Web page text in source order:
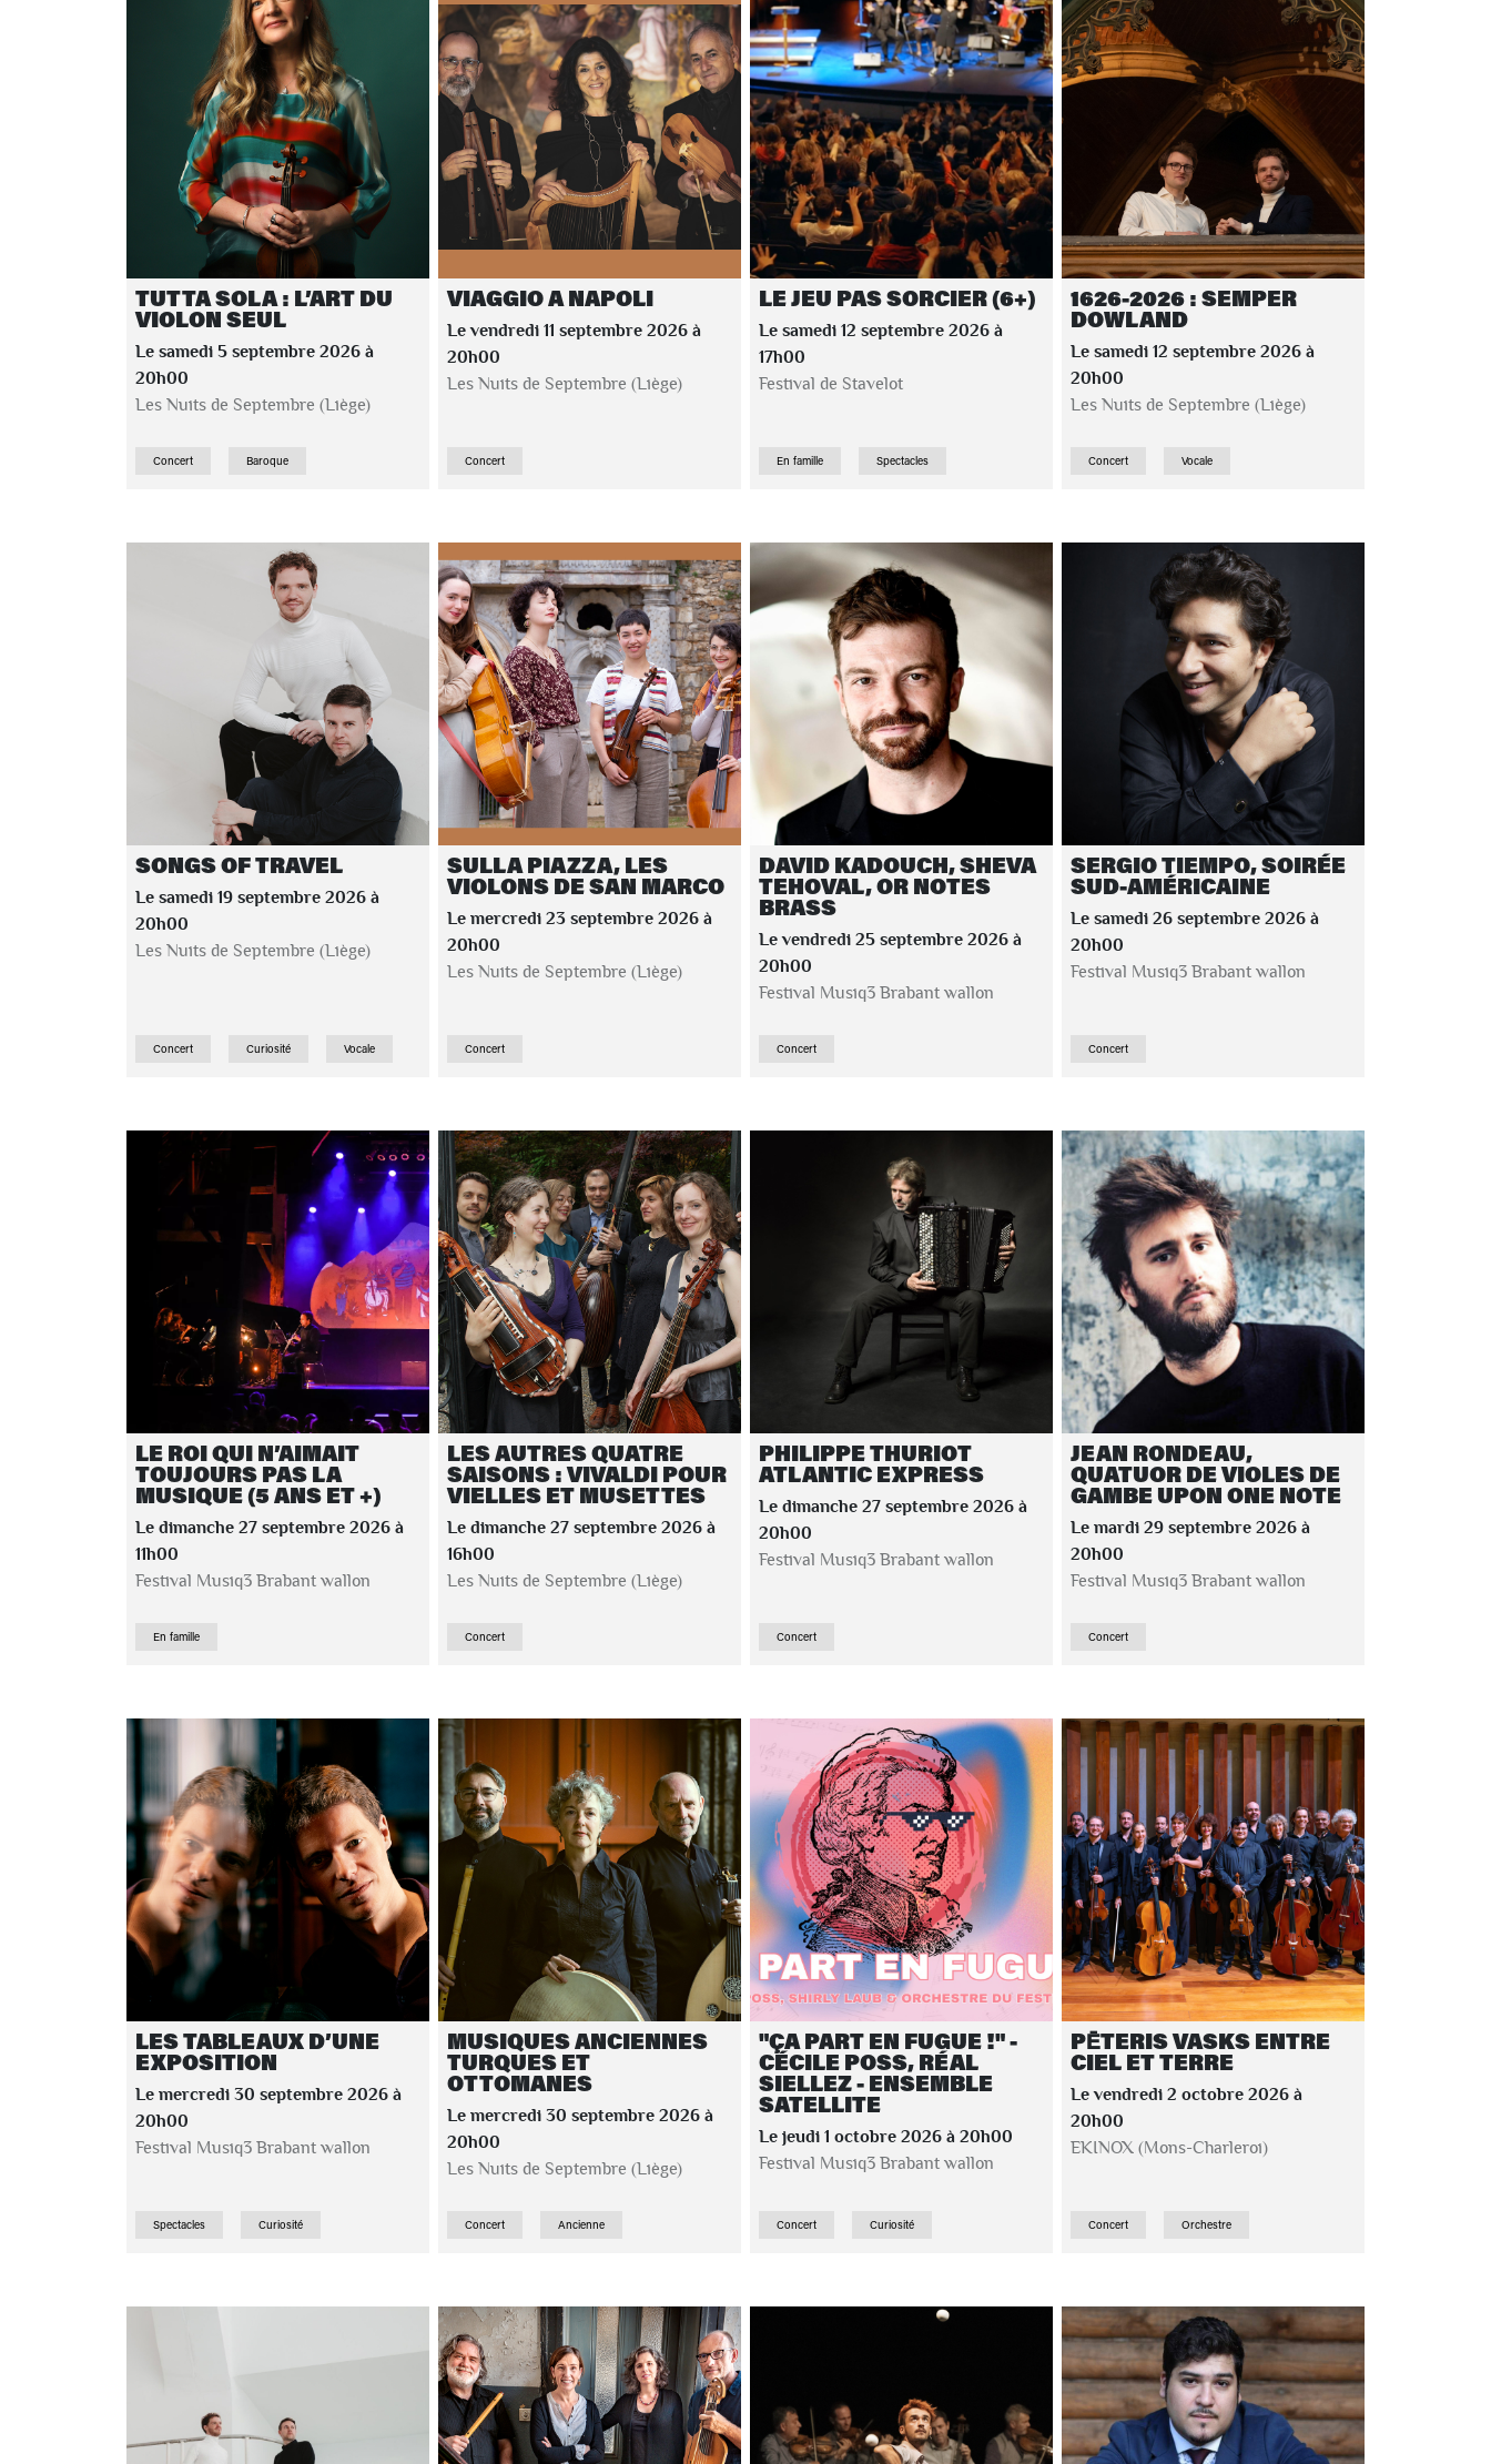
TUTTA SOLA : L’ART DU
VIOLON SEUL
Le samedi 5 septembre 2026 à
20h00
Les Nuits de Septembre (Liège)
Concert Baroque
VIAGGIO A NAPOLI
Le vendredi 11 septembre 2026 à
20h00
Les Nuits de Septembre (Liège)
Concert
LE JEU PAS SORCIER (6+)
Le samedi 12 septembre 2026 à
17h00
Festival de Stavelot
En famille Spectacles
1626-2026 : SEMPER
DOWLAND
Le samedi 12 septembre 2026 à
20h00
Les Nuits de Septembre (Liège)
Concert Vocale
SONGS OF TRAVEL
Le samedi 19 septembre 2026 à
20h00
Les Nuits de Septembre (Liège)
Concert Curiosité Vocale
SULLA PIAZZA, LES
VIOLONS DE SAN MARCO
Le mercredi 23 septembre 2026 à
20h00
Les Nuits de Septembre (Liège)
Concert
DAVID KADOUCH, SHEVA
TEHOVAL, OR NOTES
BRASS
Le vendredi 25 septembre 2026 à
20h00
Festival Musiq3 Brabant wallon
Concert
SERGIO TIEMPO, SOIRÉE
SUD-AMÉRICAINE
Le samedi 26 septembre 2026 à
20h00
Festival Musiq3 Brabant wallon
Concert
LE ROI QUI N’AIMAIT
TOUJOURS PAS LA
MUSIQUE (5 ANS ET +)
Le dimanche 27 septembre 2026 à
11h00
Festival Musiq3 Brabant wallon
En famille
LES AUTRES QUATRE
SAISONS : VIVALDI POUR
VIELLES ET MUSETTES
Le dimanche 27 septembre 2026 à
16h00
Les Nuits de Septembre (Liège)
Concert
PHILIPPE THURIOT
ATLANTIC EXPRESS
Le dimanche 27 septembre 2026 à
20h00
Festival Musiq3 Brabant wallon
Concert
JEAN RONDEAU,
QUATUOR DE VIOLES DE
GAMBE UPON ONE NOTE
Le mardi 29 septembre 2026 à
20h00
Festival Musiq3 Brabant wallon
Concert
LES TABLEAUX D’UNE
EXPOSITION
Le mercredi 30 septembre 2026 à
20h00
Festival Musiq3 Brabant wallon
Spectacles Curiosité
MUSIQUES ANCIENNES
TURQUES ET
OTTOMANES
Le mercredi 30 septembre 2026 à
20h00
Les Nuits de Septembre (Liège)
Concert Ancienne
"ÇA PART EN FUGUE !" -
CÉCILE POSS, RÉAL
SIELLEZ - ENSEMBLE
SATELLITE
Le jeudi 1 octobre 2026 à 20h00
Festival Musiq3 Brabant wallon
Concert Curiosité
PĒTERIS VASKS ENTRE
CIEL ET TERRE
Le vendredi 2 octobre 2026 à
20h00
EKINOX (Mons-Charleroi)
Concert Orchestre